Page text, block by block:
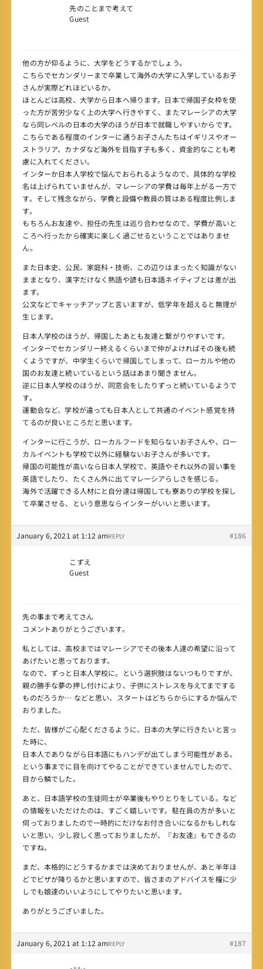
先のことまで考えて
Guest
他の方が仰るように、大学をどうするかでしょう。
こちらでセカンダリーまで卒業して海外の大学に入学しているお子
さんが実際どれほどいるか。
ほとんどは高校、大学から日本へ帰ります。日本で帰国子女枠を使
った方が苦労少なく上の大学へ行きやすく、またマレーシアの大学
なら同レベルの日本の大学のほうが日本で就職しやすいからです。
こちらである程度のインターに通うお子さんたちはイギリスやオー
ストラリア、カナダなど海外を目指す子も多く、資金的なことも考
慮に入れてください。
インターか日本人学校で悩んでおられるようなので、具体的な学校
名は上げられていませんが、マレーシアの学費は毎年上がる一方で
す。そして残念ながら、学費と設備や教員の質はある程度比例しま
す。
もちろんお友達や、担任の先生は巡り合わせなので、学費が高いと
ころへ行ったから確実に楽しく過ごせるということではありませ
ん。
また日本史、公民、家庭科・技術、この辺りはまったく知識がない
ままとなり、漢字だけなく熟語や諺も日本語ネイティブとは差が出
ます。
公文などでキャッチアップと言いますが、低学年を超えると無理が
生じます。
日本人学校のほうが、帰国したあとも友達と繋がりやすいです。
インターでセカンダリー終えるくらいまで仲がよければその後も続
くようですが、中学生くらいで帰国してしまって、ローカルや他の
国のお友達と続いているという話はあまり聞きません。
逆に日本人学校のほうが、同窓会をしたりずっと続いているようで
す。
運動会など、学校が違っても日本人として共通のイベント感覚を持
てるのが良いところだと思います。
インターに行こうが、ローカルフードを知らないお子さんや、ロー
カルイベントも学校で以外に経験ないお子さんが多いです。
帰国の可能性が高いなら日本人学校で、英語やそれ以外の習い事を
英語でしたり、たくさん外に出てマレーシアらしさを感じる。
海外で活躍できる人材にと自分達は帰国しても寮ありの学校を探し
て卒業させる、という意思ならインターがいいと思います。
January 6, 2021 at 1:12 am #186
REPLY
こずえ
Guest
先の事まで考えてさん
コメントありがとうございます。
私としては、高校まではマレーシアでその後本人達の希望に沿って
あげたいと思っております。
なので、ずっと日本人学校に。という選択肢はないつもりですが、
親の勝手な夢の押し付けにより、子供にストレスを与えてまでする
ものだろうか… などと思い、スタートはどちらからにするか悩んで
おりました。
ただ、皆様がご心配くださるように、日本の大学に行きたいと言っ
た時に、
日本人でありながら日本語にもハンデが出てしまう可能性がある。
という事までに目を向けてやることができていませんでしたので、
目から鱗でした。
あと、日本語学校の生徒同士が卒業後もやりとりをしている。など
の情報をいただけたのは、すごく嬉しいです。駐在員の方が多いと
伺っておりましたので一時的にだけなお付き合いになるかもしれな
いと思い、少し寂しく思っておりましたが、『お友達』もできるの
ですね。
まだ、本格的にどうするかまでは決めておりませんが、あと半年ほ
どでビザが降りるかと思いますので、皆さまのアドバイスを糧に少
しでも娘達のいいようにしてやりたいと思います。
ありがとうございました。
January 6, 2021 at 1:12 am #187
REPLY